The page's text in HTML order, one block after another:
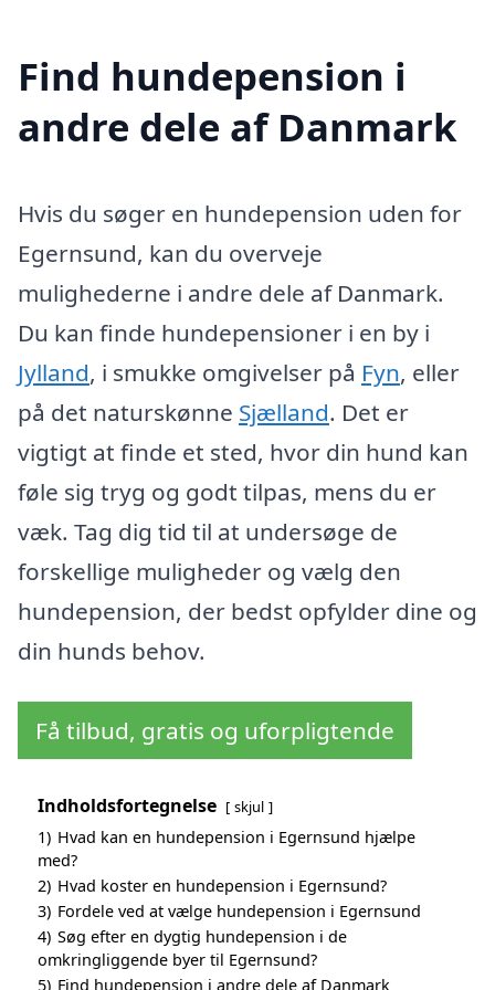
Find hundepension i
andre dele af Danmark
Hvis du søger en hundepension uden for
Egernsund, kan du overveje
mulighederne i andre dele af Danmark.
Du kan finde hundepensioner i en by i
Jylland, i smukke omgivelser på Fyn, eller
på det naturskønne Sjælland. Det er
vigtigt at finde et sted, hvor din hund kan
føle sig tryg og godt tilpas, mens du er
væk. Tag dig tid til at undersøge de
forskellige muligheder og vælg den
hundepension, der bedst opfylder dine og
din hunds behov.
Få tilbud, gratis og uforpligtende
Indholdsfortegnelse skjul
1) Hvad kan en hundepension i Egernsund hjælpe
med?
2) Hvad koster en hundepension i Egernsund?
3) Fordele ved at vælge hundepension i Egernsund
4) Søg efter en dygtig hundepension i de
omkringliggende byer til Egernsund?
5) Find hundepension i andre dele af Danmark